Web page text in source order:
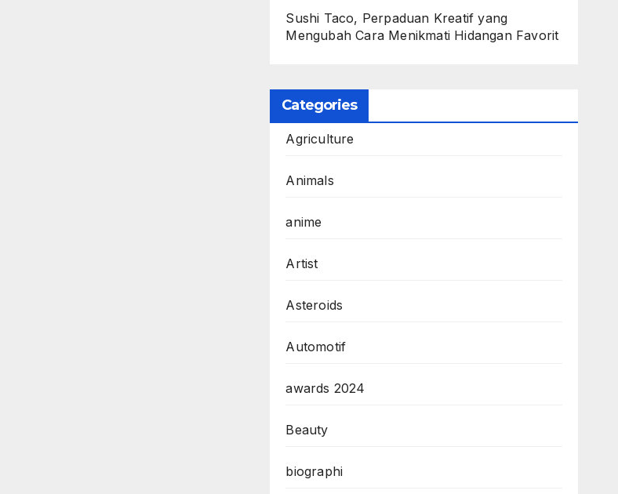
Sushi Taco, Perpaduan Kreatif yang
Mengubah Cara Menikmati Hidangan Favorit
Categories
Agriculture
Animals
anime
Artist
Asteroids
Automotif
awards 2024
Beauty
biographi